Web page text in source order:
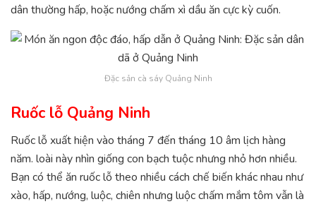
dân thường hấp, hoặc nướng chấm xì dầu ăn cực kỳ cuốn.
Đặc sản cà sáy Quảng Ninh
Ruốc lỗ Quảng Ninh
Ruốc lỗ xuất hiện vào tháng 7 đến tháng 10 âm lịch hàng
năm. loài này nhìn giống con bạch tuộc nhưng nhỏ hơn nhiều.
Bạn có thể ăn ruốc lỗ theo nhiều cách chế biến khác nhau như
xào, hấp, nướng, luộc, chiên nhưng luộc chấm mắm tôm vẫn là